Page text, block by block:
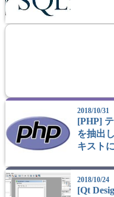
2018/10/31
[PHP]
を抽出
キスト
2018/10/24
[Qt